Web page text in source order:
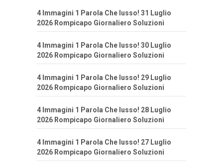
4 Immagini 1 Parola Che lusso! 31 Luglio
2026 Rompicapo Giornaliero Soluzioni
4 Immagini 1 Parola Che lusso! 30 Luglio
2026 Rompicapo Giornaliero Soluzioni
4 Immagini 1 Parola Che lusso! 29 Luglio
2026 Rompicapo Giornaliero Soluzioni
4 Immagini 1 Parola Che lusso! 28 Luglio
2026 Rompicapo Giornaliero Soluzioni
4 Immagini 1 Parola Che lusso! 27 Luglio
2026 Rompicapo Giornaliero Soluzioni